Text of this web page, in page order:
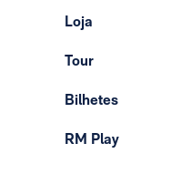
Loja
Tour
Bilhetes
RM Play